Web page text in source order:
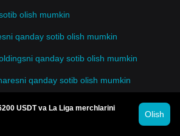
olish mumkin
qanday sotib olish mumkin
qanday sotib olish mumkin
qanday sotib olish mumkin
sotib olish mumkin
USDT va La Liga merchlarini
Olish